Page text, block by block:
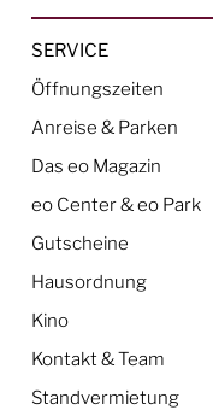
SERVICE
Öffnungszeiten
Anreise & Parken
Das eo Magazin
eo Center & eo Park
Gutscheine
Hausordnung
Kino
Kontakt & Team
Standvermietung